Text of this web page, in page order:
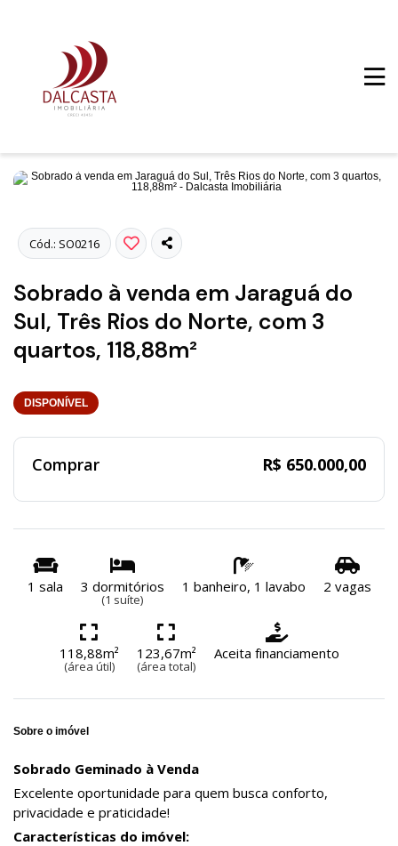
Cód.: SO0216
Sobrado à venda em Jaraguá do
Sul, Três Rios do Norte, com 3
quartos, 118,88m²
DISPONÍVEL
Comprar R$ 650.000,00
1 sala 3 dormitórios
(1 suíte)
1 banheiro, 1 lavabo 2 vagas
118,88m²
(área útil)
123,67m²
(área total)
Aceita financiamento
Sobre o imóvel
Sobrado Geminado à Venda
Excelente oportunidade para quem busca conforto,
privacidade e praticidade!
Características do imóvel: